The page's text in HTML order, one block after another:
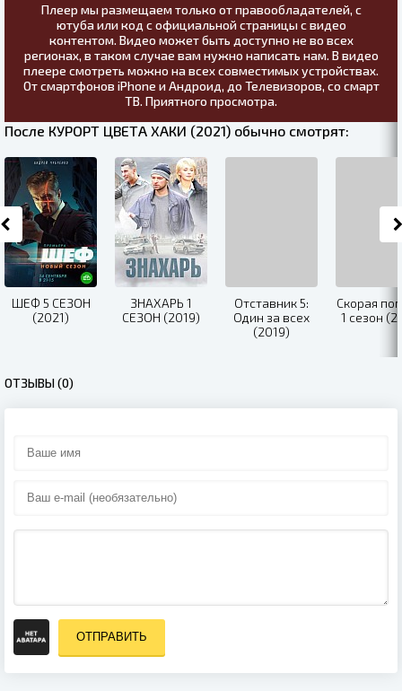
Плеер мы размещаем только от правообладателей, с
ютуба или код с официальной страницы с видео
контентом. Видео может быть доступно не во всех
регионах, в таком случае вам нужно написать нам. В видео
плеере смотреть можно на всех совместимых устройствах.
От смартфонов iPhone и Андроид, до Телевизоров, со смарт
ТВ. Приятного просмотра.
После КУРОРТ ЦВЕТА ХАКИ (2021) обычно смотрят:
ШЕФ 5 СЕЗОН
(2021)
ЗНАХАРЬ 1
СЕЗОН (2019)
Отставник 5:
Один за всех
(2019)
Скорая
1 сезон
ОТЗЫВЫ (0)
ОТПРАВИТЬ